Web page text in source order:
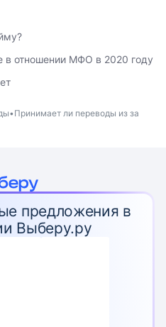
в отношении МФО в 2020 году
Принимает ли переводы из за
предложения в
Выберу.ру